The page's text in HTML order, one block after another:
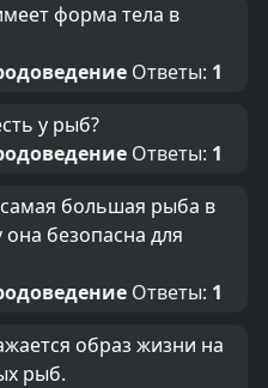
форма тела в
Ответы: 1
у рыб?
Ответы: 1
большая рыба в
безопасна для
Ответы: 1
образ жизни на
рыб.